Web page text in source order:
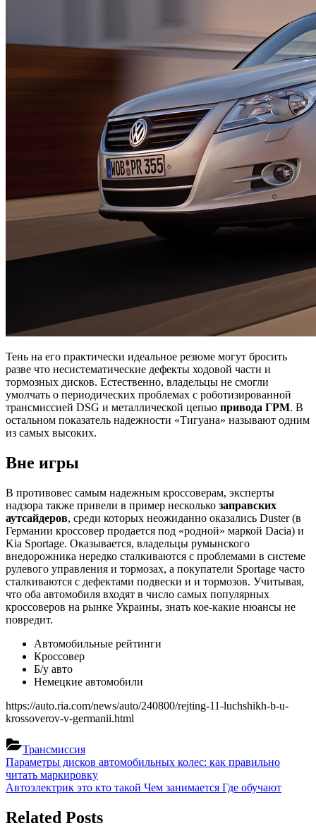
Тень на его практически идеальное резюме могут бросить
разве что несистематические дефекты ходовой части и
тормозных дисков. Естественно, владельцы не смогли
умолчать о периодических проблемах с роботизированной
трансмиссией DSG и металлической цепью привода ГРМ. В
остальном показатель надежности «Тигуана» называют одним
из самых высоких.
Вне игры
В противовес самым надежным кроссоверам, эксперты
надзора также привели в пример несколько заправских
аутсайдеров, среди которых неожиданно оказались Duster (в
Германии кроссовер продается под «родной» маркой Dacia) и
Kia Sportage. Оказывается, владельцы румынского
внедорожника нередко сталкиваются с проблемами в системе
рулевого управления и тормозах, а покупатели Sportage часто
сталкиваются с дефектами подвески и и тормозов. Учитывая,
что оба автомобиля входят в число самых популярных
кроссоверов на рынке Украины, знать кое-какие нюансы не
повредит.
Автомобильные рейтинги
Кроссовер
Б/у авто
Немецкие автомобили
https://auto.ria.com/news/auto/240800/rejting-11-luchshikh-b-u-
krossoverov-v-germanii.html
Трансмиссия
Навигация
по
Previous
Post:
Параметры дисков автомобильных колес: как правильно
читать маркировку
Next
Автоэлектрик это кто такой Чем занимается Где обучают
Related Posts